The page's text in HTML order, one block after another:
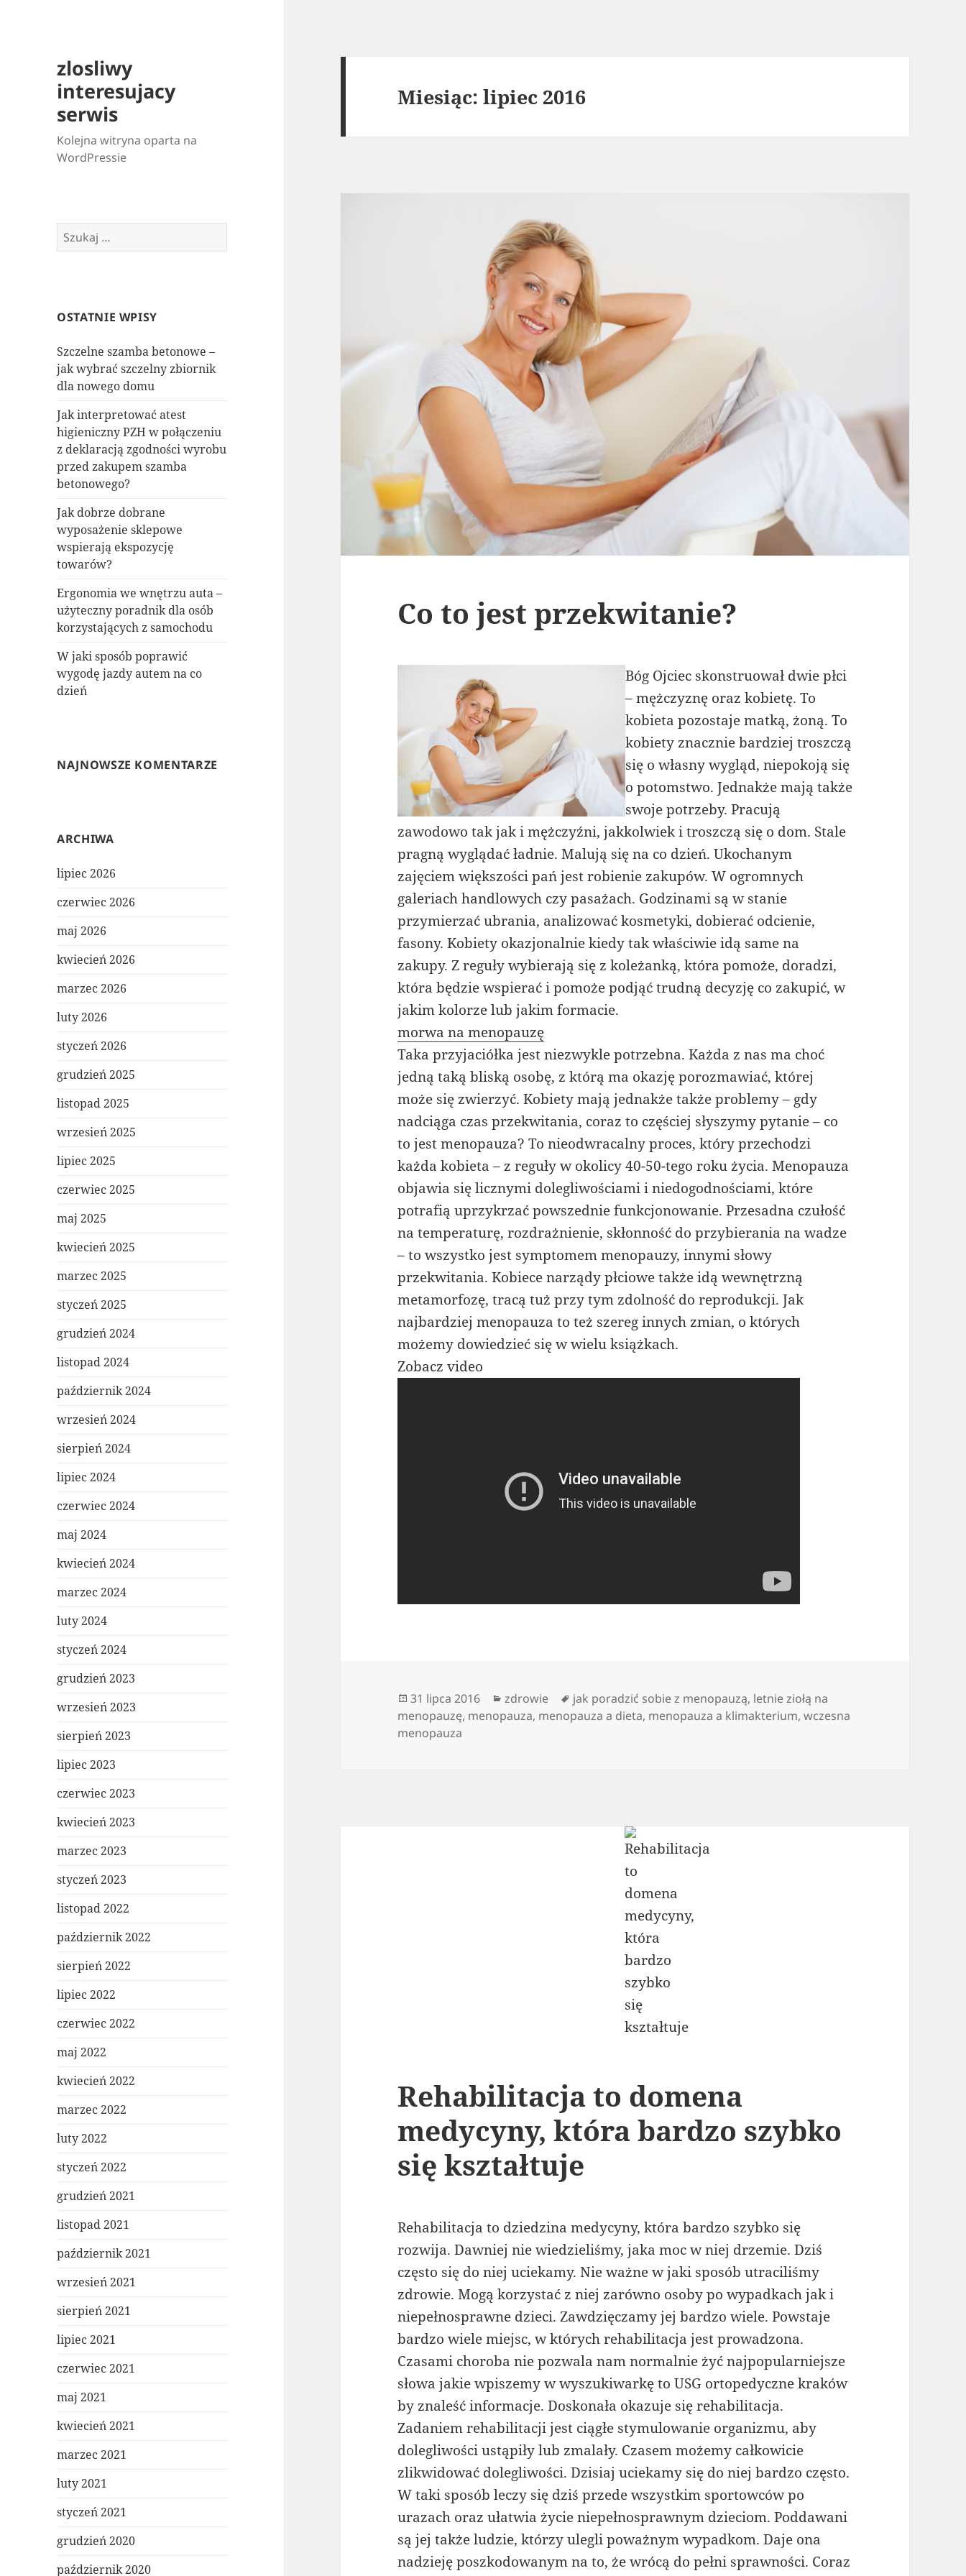
zlosliwy
interesujacy
serwis
Kolejna witryna oparta na
WordPressie
Szukaj:
OSTATNIE WPISY
Szczelne szamba betonowe –
jak wybrać szczelny zbiornik
dla nowego domu
Jak interpretować atest
higieniczny PZH w połączeniu
z deklaracją zgodności wyrobu
przed zakupem szamba
betonowego?
Jak dobrze dobrane
wyposażenie sklepowe
wspierają ekspozycję
towarów?
Ergonomia we wnętrzu auta –
użyteczny poradnik dla osób
korzystających z samochodu
W jaki sposób poprawić
wygodę jazdy autem na co
dzień
NAJNOWSZE KOMENTARZE
ARCHIWA
lipiec 2026
czerwiec 2026
maj 2026
kwiecień 2026
marzec 2026
luty 2026
styczeń 2026
grudzień 2025
listopad 2025
wrzesień 2025
lipiec 2025
czerwiec 2025
maj 2025
kwiecień 2025
marzec 2025
styczeń 2025
grudzień 2024
listopad 2024
październik 2024
wrzesień 2024
sierpień 2024
lipiec 2024
czerwiec 2024
maj 2024
kwiecień 2024
marzec 2024
luty 2024
styczeń 2024
grudzień 2023
wrzesień 2023
sierpień 2023
lipiec 2023
czerwiec 2023
kwiecień 2023
marzec 2023
styczeń 2023
listopad 2022
październik 2022
sierpień 2022
lipiec 2022
czerwiec 2022
maj 2022
kwiecień 2022
marzec 2022
luty 2022
styczeń 2022
grudzień 2021
listopad 2021
październik 2021
wrzesień 2021
sierpień 2021
lipiec 2021
czerwiec 2021
maj 2021
kwiecień 2021
marzec 2021
luty 2021
styczeń 2021
grudzień 2020
październik 2020
Miesiąc:lipiec 2016
Co to jest przekwitanie?
Bóg Ojciec skonstruował dwie płci
– mężczyznę oraz kobietę. To
kobieta pozostaje matką, żoną. To
kobiety znacznie bardziej troszczą
się o własny wygląd, niepokoją się
o potomstwo. Jednakże mają także
swoje potrzeby. Pracują
zawodowo tak jak i mężczyźni, jakkolwiek i troszczą się o dom. Stale
pragną wyglądać ładnie. Malują się na co dzień. Ukochanym
zajęciem większości pań jest robienie zakupów. W ogromnych
galeriach handlowych czy pasażach. Godzinami są w stanie
przymierzać ubrania, analizować kosmetyki, dobierać odcienie,
fasony. Kobiety okazjonalnie kiedy tak właściwie idą same na
zakupy. Z reguły wybierają się z koleżanką, która pomoże, doradzi,
która będzie wspierać i pomoże podjąć trudną decyzję co zakupić, w
jakim kolorze lub jakim formacie.
morwa na menopauzę
Taka przyjaciółka jest niezwykle potrzebna. Każda z nas ma choć
jedną taką bliską osobę, z którą ma okazję porozmawiać, której
może się zwierzyć. Kobiety mają jednakże także problemy – gdy
nadciąga czas przekwitania, coraz to częściej słyszymy pytanie – co
to jest menopauza? To nieodwracalny proces, który przechodzi
każda kobieta – z reguły w okolicy 40-50-tego roku życia. Menopauza
objawia się licznymi dolegliwościami i niedogodnościami, które
potrafią uprzykrzać powszednie funkcjonowanie. Przesadna czułość
na temperaturę, rozdrażnienie, skłonność do przybierania na wadze
– to wszystko jest symptomem menopauzy, innymi słowy
przekwitania. Kobiece narządy płciowe także idą wewnętrzną
metamorfozę, tracą tuż przy tym zdolność do reprodukcji. Jak
najbardziej menopauza to też szereg innych zmian, o których
możemy dowiedzieć się w wielu książkach.
Zobacz video
Data
publikacji
31 lipca 2016 Kategorie
zdrowie Tagi
jak poradzić sobie z menopauzą, letnie ziołą na
menopauzę, menopauza, menopauza a dieta, menopauza a klimakterium,wczesna
menopauza
Rehabilitacja to domena
medycyny, która bardzo szybko
się kształtuje
Rehabilitacja to dziedzina medycyny, która bardzo szybko się
rozwija. Dawniej nie wiedzieliśmy, jaka moc w niej drzemie. Dziś
często się do niej uciekamy. Nie ważne w jaki sposób utraciliśmy
zdrowie. Mogą korzystać z niej zarówno osoby po wypadkach jak i
niepełnosprawne dzieci. Zawdzięczamy jej bardzo wiele. Powstaje
bardzo wiele miejsc, w których rehabilitacja jest prowadzona.
Czasami choroba nie pozwala nam normalnie żyć najpopularniejsze
słowa jakie wpiszemy w wyszukiwarkę to USG ortopedyczne kraków
by znaleść informacje. Doskonała okazuje się rehabilitacja.
Zadaniem rehabilitacji jest ciągłe stymulowanie organizmu, aby
dolegliwości ustąpiły lub zmalały. Czasem możemy całkowicie
zlikwidować dolegliwości. Dzisiaj uciekamy się do niej bardzo często.
W taki sposób leczy się dziś przede wszystkim sportowców po
urazach oraz ułatwia życie niepełnosprawnym dzieciom. Poddawani
są jej także ludzie, którzy ulegli poważnym wypadkom. Daje ona
nadzieję poszkodowanym na to, że wrócą do pełni sprawności. Coraz